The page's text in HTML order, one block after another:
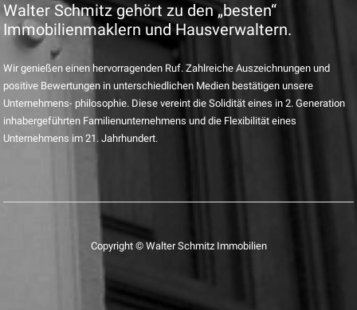
Walter Schmitz gehört zu den „besten“
Immobilienmaklern und Hausverwaltern.
Wir genießen einen hervorragenden Ruf. Zahlreiche Auszeichnungen und
positive Bewertungen in unterschiedlichen Medien bestätigen unsere
Unternehmens- philosophie. Diese vereint die Solidität eines in 2. Generation
inhabergeführten Familienunternehmens und die Flexibilität eines
Unternehmens im 21. Jahrhundert.
Copyright © Walter Schmitz Immobilien